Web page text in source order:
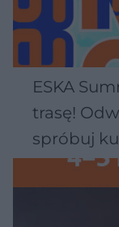
ESKA
trasę!
spróbuj
Wawelu